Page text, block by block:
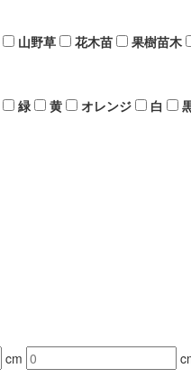
山野草 花木苗 果樹苗木
緑 黄 オレンジ 白
cm